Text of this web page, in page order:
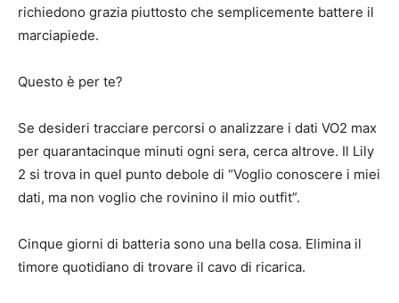
richiedono grazia piuttosto che semplicemente battere il
marciapiede.
Questo è per te?
Se desideri tracciare percorsi o analizzare i dati VO2 max
per quarantacinque minuti ogni sera, cerca altrove. Il Lily
2 si trova in quel punto debole di “Voglio conoscere i miei
dati, ma non voglio che rovinino il mio outfit”.
Cinque giorni di batteria sono una bella cosa. Elimina il
timore quotidiano di trovare il cavo di ricarica.